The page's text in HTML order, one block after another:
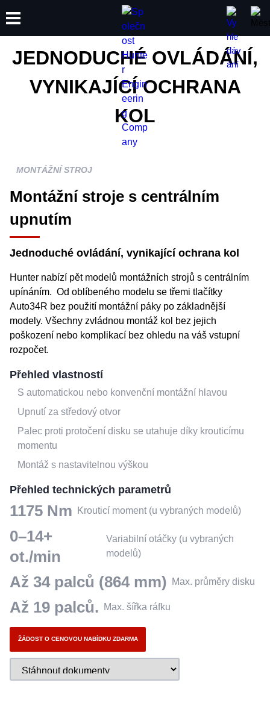
PRODUKTY PODPORA
O SPOLEČNOSTI
Montážní stroje
JEDNODUCHÉ OVLÁDÁNÍ,
VYNIKAJÍCÍ OCHRANA
KOL
MONTÁŽNÍ STROJ
Montážní stroje s centrálním
upnutím
Jednoduché ovládání, vynikající ochrana kol
Hunter nabízí pět modelů montážních strojů s centrálním
upínáním. Od oblíbeného modelu se třemi tlačítky
Auto34R bez použití montážní páky po základnější
modely. Všechny zvládnou montáž kol bez jejich
poškození nebo komplikací bez ohledu na váš vstupní
rozpočet.
Přehled vlastností
S automatickou nebo konvenční montážní hlavou
Upnutí za středový otvor
Palec proti protočení disku se utahuje díky krouticímu
momentu
Montáž s nastavitelnou výškou
Přehled technických parametrů
1175 Nm Krouticí moment (u vybraných modelů)
0–14+
ot./min
Variabilní otáčky (u vybraných
modelů)
Až 34 palců (864 mm) Max. průměry disku
Až 19 palců. Max. šířka ráfku
ŽÁDOST O CENOVOU NABÍDKU ZDARMA